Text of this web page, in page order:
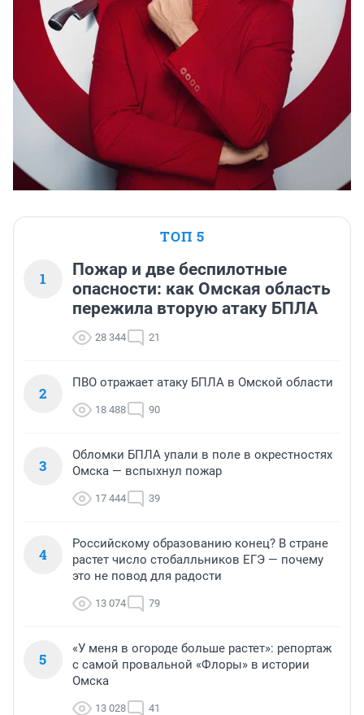
ТОП 5
1
Пожар и две беспилотные
опасности: как Омская область
пережила вторую атаку БПЛА
28 344 21
2
ПВО отражает атаку БПЛА в Омской области
18 488 90
3
Обломки БПЛА упали в поле в окрестностях
Омска — вспыхнул пожар
17 444 39
4
Российскому образованию конец? В стране
растет число стобалльников ЕГЭ — почему
это не повод для радости
13 074 79
5
«У меня в огороде больше растет»: репортаж
с самой провальной «Флоры» в истории
Омска
13 028 41